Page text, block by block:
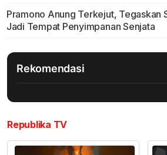
Pramono Anung Terkejut, Tegaskan
Jadi Tempat Penyimpanan Senjata
Rekomendasi
Republika TV